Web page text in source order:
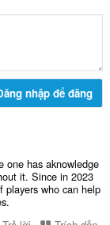
nhập để đăng
one has aknowledge
it. Since in 2023
players who can help